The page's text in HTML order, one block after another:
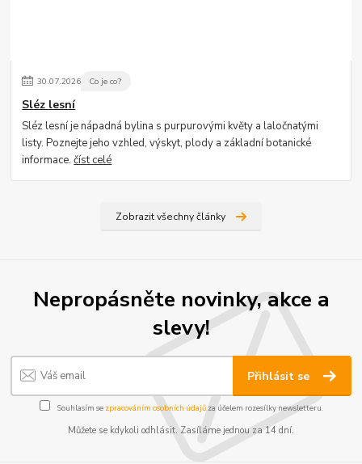
30.07.2026 Co je co?
Sléz lesní
Sléz lesní je nápadná bylina s purpurovými květy a laločnatými
listy. Poznejte jeho vzhled, výskyt, plody a základní botanické
informace.číst celé
Zobrazit všechny články
Nepropásněte novinky, akce a
slevy!
Přihlásit se
Souhlasím se zpracováním osobních údajůza účelem rozesílky newsletteru.
Můžete se kdykoli odhlásit. Zasíláme jednou za 14 dní.